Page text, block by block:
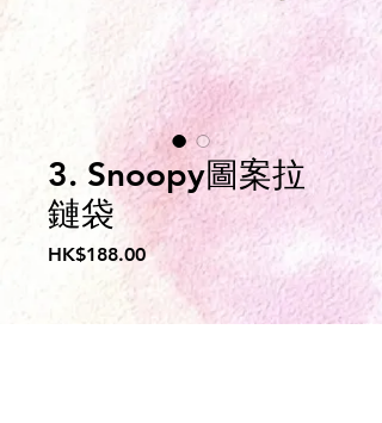
3. Snoopy圖案拉
鏈袋
HK$188.00價
格